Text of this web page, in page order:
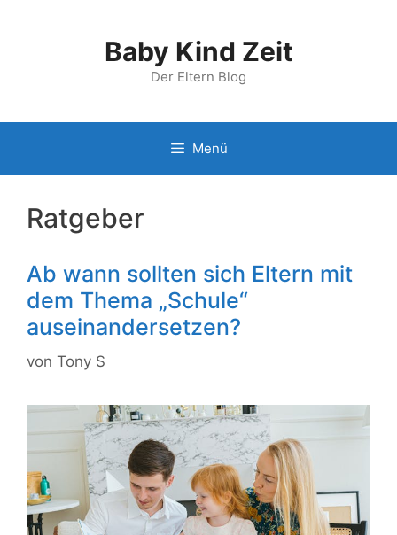
Baby Kind Zeit
Der Eltern Blog
Menü
Ratgeber
Ab wann sollten sich Eltern mit
dem Thema „Schule“
auseinandersetzen?
von Tony S